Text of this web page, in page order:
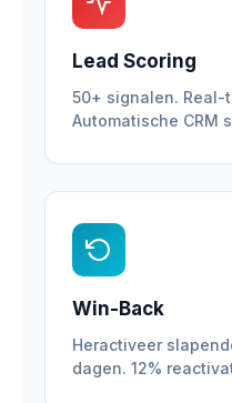
Lead Scoring
50+ signalen. Real-
Automatische CRM
Win-Back
Heractiveer
dagen. 12%